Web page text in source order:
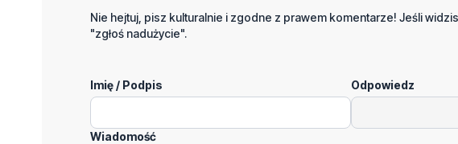
Nie hejtuj, pisz kulturalnie i zgodne z prawem komentarze! Jeśli
"zgłoś nadużycie".
Imię / Podpis Odpowiedz
Wiadomość